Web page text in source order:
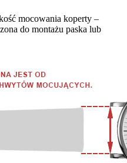
mocowania koperty –
do montażu paska lub